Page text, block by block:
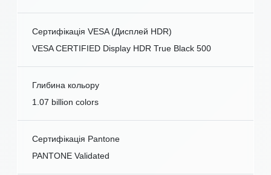
Сертифікація VESA (Дисплей HDR)
VESA CERTIFIED Display HDR True Black 500
Глибина кольору
1.07 billion colors
Сертифікація Pantone
PANTONE Validated